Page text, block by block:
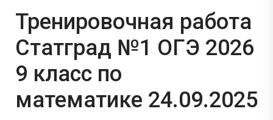
Тренировочная работа
Статград №1 ОГЭ 2026
9 класс по
математике 24.09.2025